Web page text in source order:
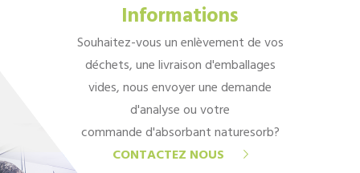
Informations
Souhaitez-vous un enlèvement de vos
déchets, une livraison d'emballages
vides, nous envoyer une demande
d'analyse ou votre
commande d'absorbant naturesorb?
CONTACTEZ NOUS